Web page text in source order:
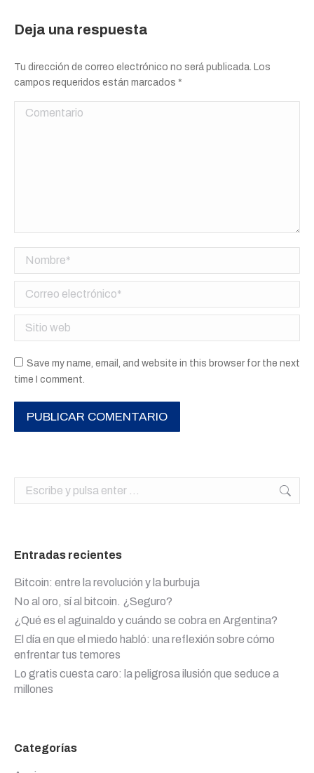
Deja una respuesta
Tu dirección de correo electrónico no será publicada. Los
campos requeridos están marcados *
Comentario
Nombre *
Correo electrónico *
Sitio web
Save my name, email, and website in this browser for the next
time I comment.
PUBLICAR COMENTARIO
Buscar:
Entradas recientes
Bitcoin: entre la revolución y la burbuja
No al oro, sí al bitcoin. ¿Seguro?
¿Qué es el aguinaldo y cuándo se cobra en Argentina?
El día en que el miedo habló: una reflexión sobre cómo
enfrentar tus temores
Lo gratis cuesta caro: la peligrosa ilusión que seduce a
millones
Categorías